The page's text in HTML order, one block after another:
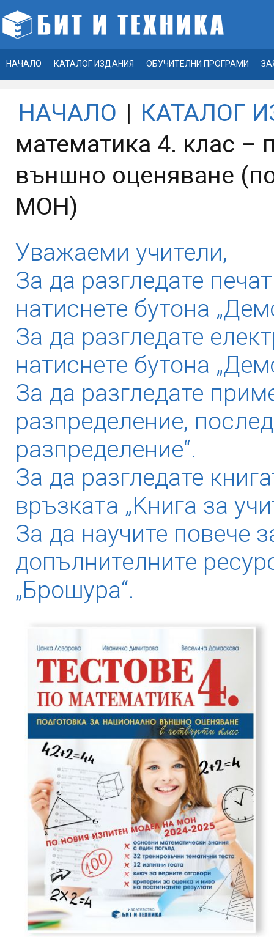
НАЧАЛО КАТАЛОГ ИЗДАНИЯ ОБУЧИТЕЛНИ ПРОГРАМИ
НАЧАЛО | КАТАЛОГ
математика 4. клас –
външно оценяване
МОН)
Уважаеми учители,
За да разгледате
натиснете бутона
За да разгледате
натиснете бутона
За да разгледате
разпределение,
разпределение“.
За да разгледате
връзката „Kнига за
За да научите повече
допълнителните
„Брошура“.